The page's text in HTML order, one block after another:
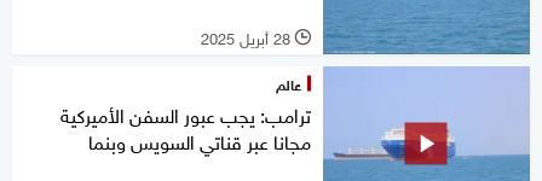
l 28 أبريل 2025
عالم
ترامب: يجب عبور السفن الأميركية
مجانا عبر قناتي السويس وبنما